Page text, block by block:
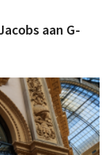
aan G-